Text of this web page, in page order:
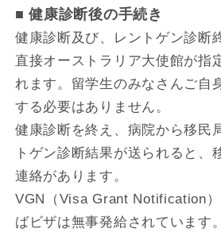
■ 健康診断後の手続き
健康診断及び、レントゲン診断
直接オーストラリア大使館が指
れます。留学生のみなさんご自
する必要はありません。
健康診断を終え、病院から移民
トゲン診断結果が送られると、
連絡があります。
VGN（Visa Grant Notification
ばビザは無事発給されています